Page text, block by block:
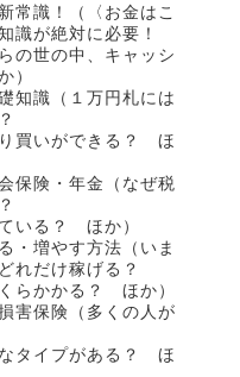
常識！（〈お金はこ
識が絶対に必要！
の世の中、キャッシ
）
知識（１万円札には
買いができる？ ほ
保険・年金（なぜ税
いる？ ほか）
・増やす方法（いま
れだけ稼げる？
らかかる？ ほか）
害保険（多くの人が
タイプがある？ ほ